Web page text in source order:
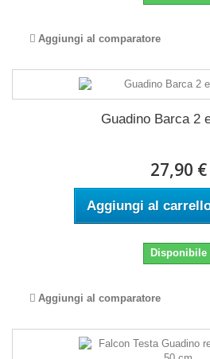
Aggiungi al comparatore
Guadino Barca 2
27,90 €
Aggiungi al
Disponibile
Aggiungi al comparatore